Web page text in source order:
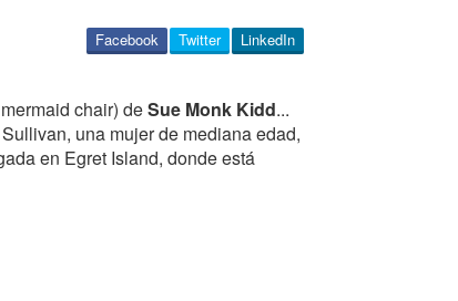
LinkedIn
Twitter
Facebook
chair) deSue Monk Kidd...
una mujer de mediana edad,
en Egret Island, donde está